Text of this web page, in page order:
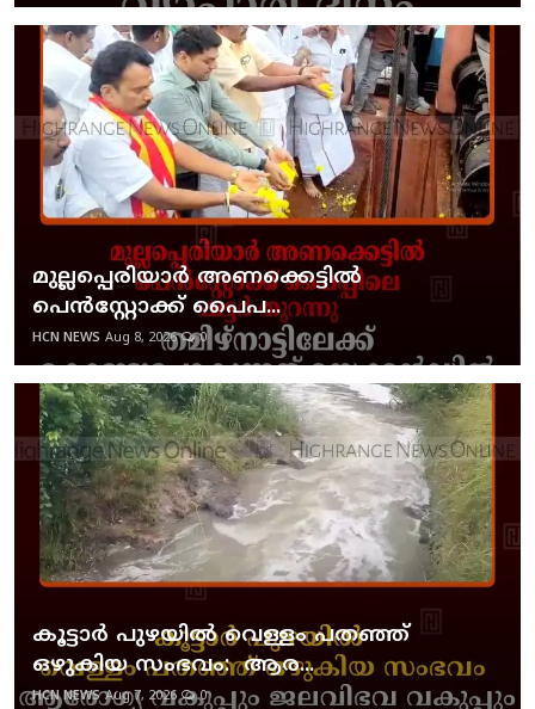
മുല്ലപ്പെരിയാര്‍ അണക്കെട്ടില്‍
പെന്‍സ്റ്റോക്ക് പൈപ...
HCN NEWS Aug 8, 2026 0
കൂട്ടാര്‍ പുഴയില്‍ വെള്ളം പതഞ്ഞ്
ഒഴുകിയ സംഭവം: ആര...
HCN NEWS Aug 7, 2026 0